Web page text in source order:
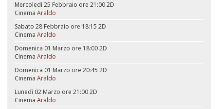
Mercoledì 25 Febbraio ore 21:002D
Cinema Araldo
Sabato 28 Febbraio ore 18:15 2D
Cinema Araldo
Domenica 01 Marzo ore 18:002D
Cinema Araldo
Domenica 01 Marzo ore 20:45 2D
Cinema Araldo
Lunedì 02 Marzo ore 21:002D
Cinema Araldo